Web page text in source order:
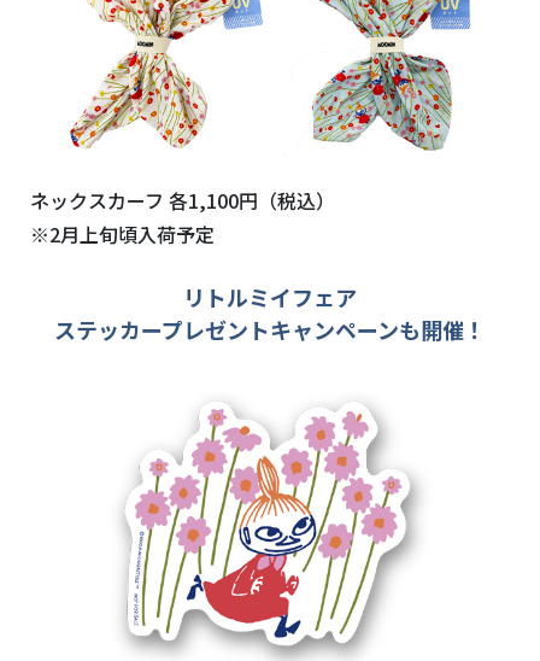
ネックスカーフ 各1,100円（税込）
※2月上旬頃入荷予定
リトルミイフェア
ステッカープレゼントキャンペーンも開催！